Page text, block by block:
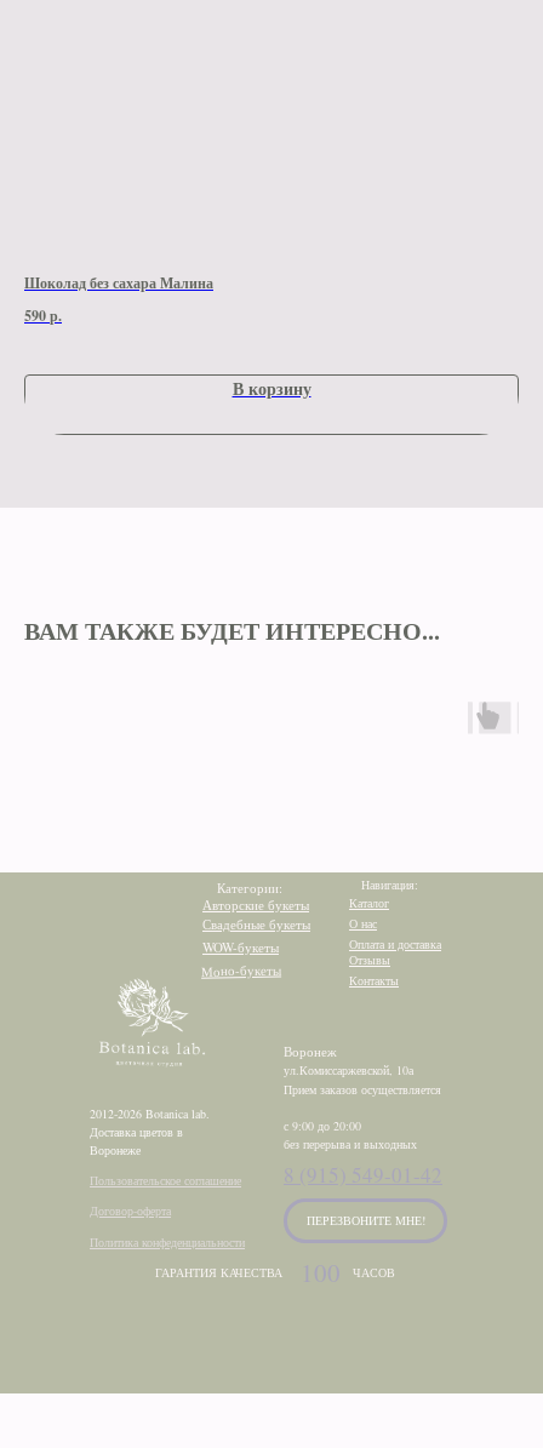
Шоколад без сахара Малина
590р.
В корзину
ВАМ ТАКЖЕ БУДЕТ ИНТЕРЕСНО...
2012-2026 Botanica lab.
Доставка цветов в
Воронеже
Договор-оферта
Пользовательское соглашение
Политика конфеденциальности
ПЕРЕЗВОНИТЕ МНЕ!
Контакты
Отзывы
Оплата и доставка
О нас
Каталог
Навигация:
Категории:
Моно-букеты
WOW-букеты
Свадебные букеты
Авторские букеты
ГАРАНТИЯ КАЧЕСТВА ЧАСОВ
Прием заказов осуществляется
с 9:00 до 20:00
без перерыва и выходных
ул.Комиссаржевской, 10а
Воронеж